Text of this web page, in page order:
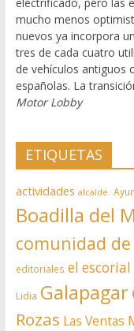
mucho menos
nuevos ya incorpora
tres de cada cuatro
de vehículos antiguos
españolas. La
Motor Lobby
ETIQUETAS
actividades alcalde.
Boadilla del
comunidad
editoriales el escorial
Lidia Galapagar
Rozas Las Ventas